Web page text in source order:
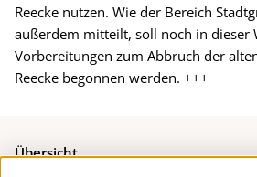
Reecke nutzen. Wie der Bereich
außerdem mitteilt, soll noch in dieser
Vorbereitungen zum Abbruch der
Reecke begonnen werden. +++
Übersicht